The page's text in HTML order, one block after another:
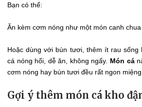
Bạn có thể:
Ăn kèm cơm nóng như một món canh chua
Hoặc dùng với bún tươi, thêm ít rau sống
cá nóng hổi, dễ ăn, không ngấy. Món cá
cơm nóng hay bún tươi đều rất ngon miệng
Gợi ý thêm món cá kho